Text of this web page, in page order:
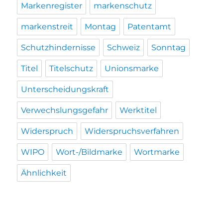
Markenregister markenschutz
markenstreit Montag Patentamt
Schutzhindernisse Schweiz Sonntag
Titel Titelschutz Unionsmarke
Unterscheidungskraft
Verwechslungsgefahr Werktitel
Widerspruch Widerspruchsverfahren
WIPO Wort-/Bildmarke Wortmarke
Ähnlichkeit